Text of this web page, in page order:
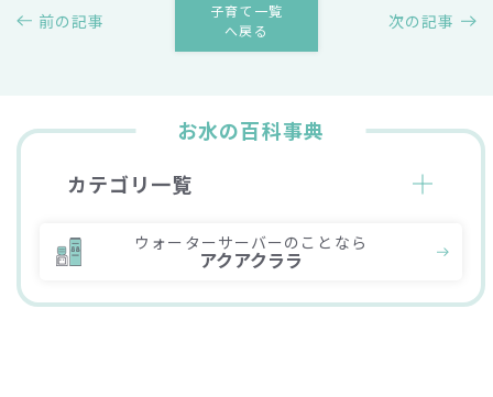
前の記事
子育て一覧
へ戻る
次の記事
お水の百科事典
カテゴリ一覧
ウォーターサーバーのことなら
アクアクララ